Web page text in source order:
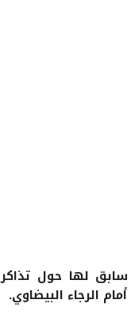
سابق لها حول تذاكر
الرجاء البيضاوي.